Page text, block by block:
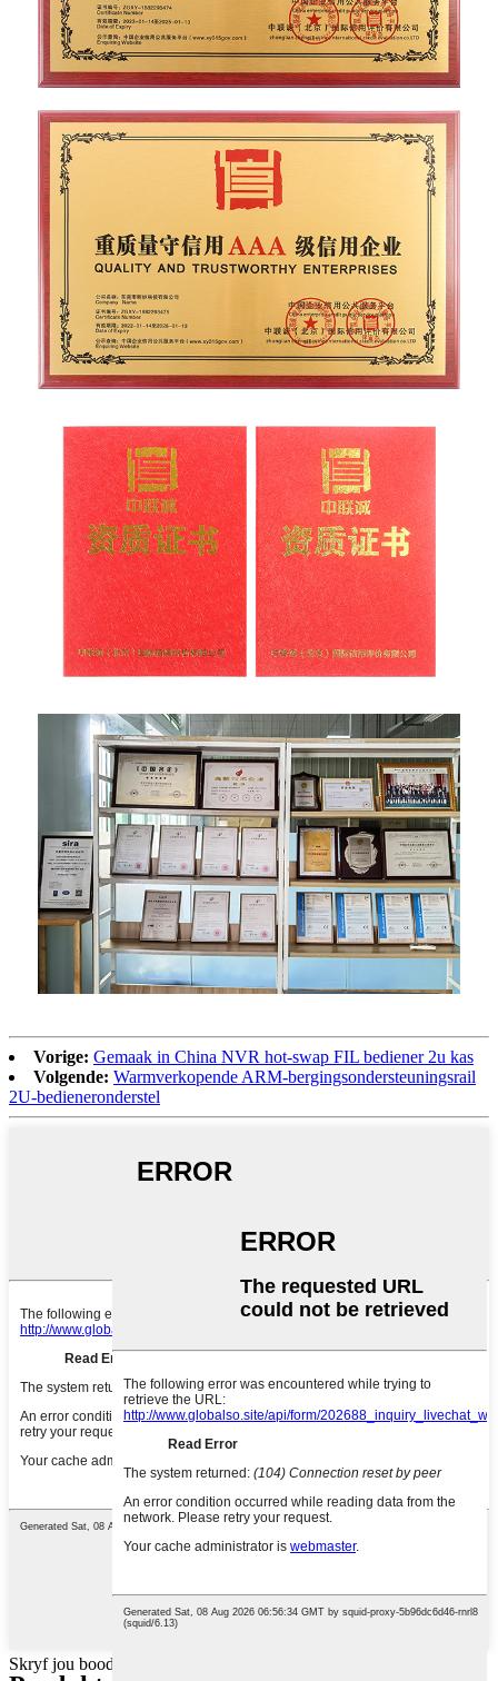
Vorige: Gemaak in China NVR hot-swap FIL ​​bediener 2u kas
Volgende: Warmverkopende ARM-bergingsondersteuningsrail
2U-bedieneronderstel
Skryf jou boodskap hier en stuur dit vir ons